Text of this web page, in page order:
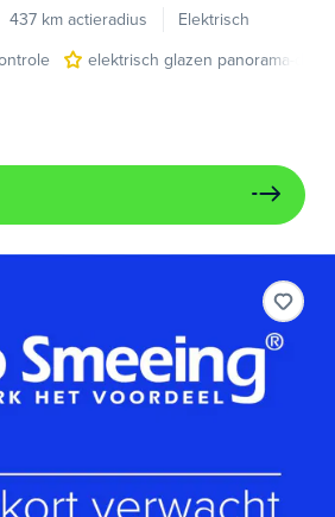
437 km actieradius
Elektrisch
elektrisch glazen panorama-dak